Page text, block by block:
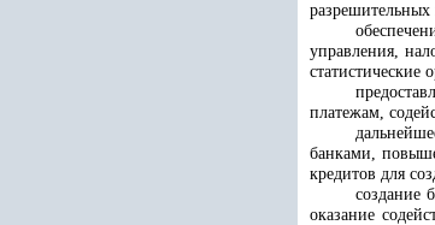
разрешительных
управления,
статистические
платежам,
банками,
кредитов для
создание
оказание